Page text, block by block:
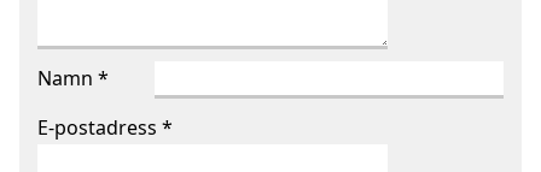
Namn *
E-postadress *